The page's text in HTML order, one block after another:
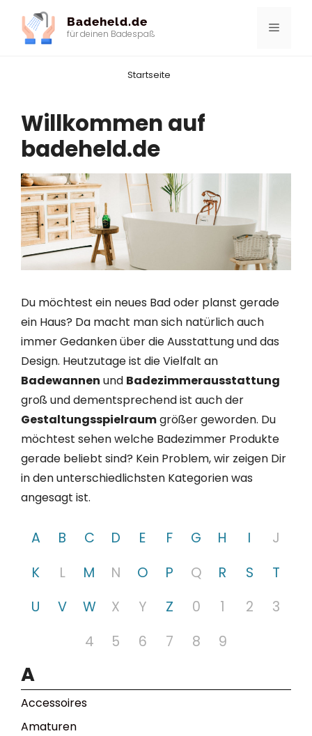
Inhalt
springen
Badeheld.de
für deinen Badespaß Menü
Startseite
Willkommen auf
badeheld.de
Du möchtest ein neues Bad oder planst gerade
ein Haus? Da macht man sich natürlich auch
immer Gedanken über die Ausstattung und das
Design. Heutzutage ist die Vielfalt an
Badewannen und Badezimmerausstattung
groß und dementsprechend ist auch der
Gestaltungsspielraumgrößer geworden. Du
möchtest sehen welche Badezimmer Produkte
gerade beliebt sind? Kein Problem, wir zeigen Dir
in den unterschiedlichsten Kategorien was
angesagt ist.
A B C D E F G H I
J
K
L M N O P Q R S
T
U
V W X Y Z 0 1 2
3
4
5 6 7 8 9
A
Accessoires
Amaturen